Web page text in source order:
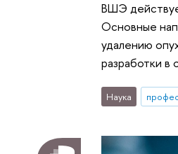
ВШЭ
Основные
удалению
разработки в
Наука